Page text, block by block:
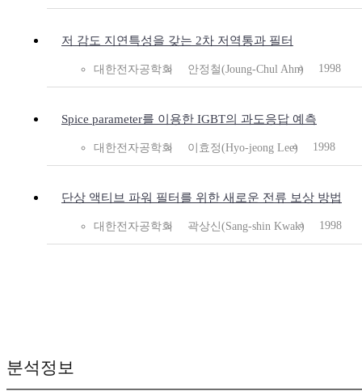
저 감도 지연특성을 갖는 2차 저역통과 필터
대한전자공학회 안정철(Joung-Chul Ahn) 1998
Spice parameter를 이용한 IGBT의 과도응답 예측
대한전자공학회 이효정(Hyo-jeong Lee) 1998
단상 액티브 파워 필터를 위한 새로운 전류 보상 방법
대한전자공학회 곽상신(Sang-shin Kwak) 1998
분석정보